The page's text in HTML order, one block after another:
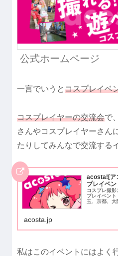
公式ホームページ
一言でいうとコスプレイベ
コスプレイヤーの交流会で
さんやコスプレイヤーさん
たりしてみんなで交流する
acosta![ア
プレイベン
コスプレ撮影
プレイベン
玉、京都、大
acosta.jp
私はこのイベントにはよく